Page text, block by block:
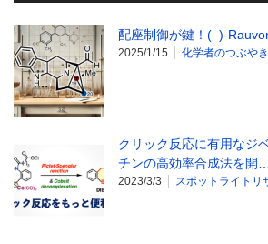
配座制御が鍵！(–)-
2025/1/15 化学者のつぶやき
クリック反応に有用なジ
チンの高効率合成法を開…
2023/3/3 スポットライトリ